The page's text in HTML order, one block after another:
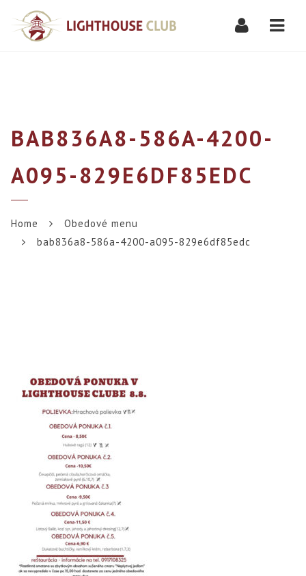
BAB836A8-586A-4200-
A095-829E6DF85EDC
Home
Obedové menu
bab836a8-586a-4200-a095-829e6df85edc